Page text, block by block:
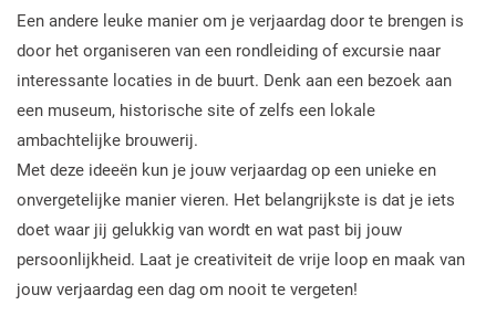
Een andere leuke manier om je verjaardag door te brengen is
door het organiseren van een rondleiding of excursie naar
interessante locaties in de buurt. Denk aan een bezoek aan
een museum, historische site of zelfs een lokale
ambachtelijke brouwerij.
Met deze ideeën kun je jouw verjaardag op een unieke en
onvergetelijke manier vieren. Het belangrijkste is dat je iets
doet waar jij gelukkig van wordt en wat past bij jouw
persoonlijkheid. Laat je creativiteit de vrije loop en maak van
jouw verjaardag een dag om nooit te vergeten!